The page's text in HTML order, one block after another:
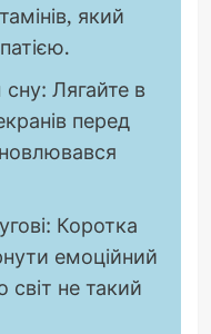
який
Лягайте в
перед
Коротка
емоційний
світ не такий